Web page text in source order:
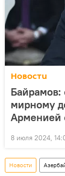
Новости
Байрамов:
мирному
Арменией
8 июля 2024,
Новости